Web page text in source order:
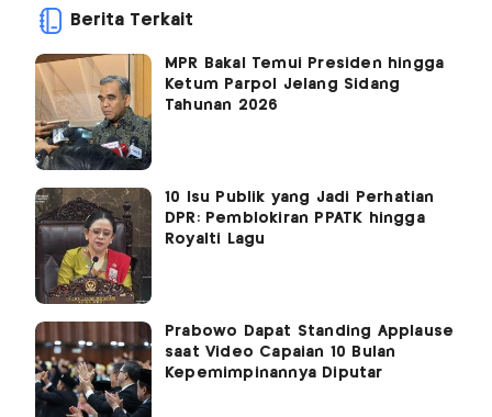
Berita Terkait
MPR Bakal Temui Presiden hingga
Ketum Parpol Jelang Sidang
Tahunan 2026
10 Isu Publik yang Jadi Perhatian
DPR: Pemblokiran PPATK hingga
Royalti Lagu
Prabowo Dapat Standing Applause
saat Video Capaian 10 Bulan
Kepemimpinannya Diputar